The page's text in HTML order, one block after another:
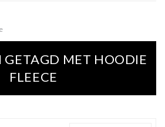
GETAGD MET HOODIE
FLEECE